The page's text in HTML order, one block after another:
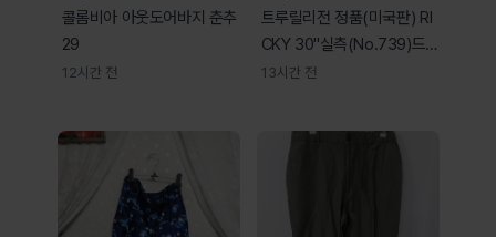
콜롬비아 아웃도어바지 춘추
29
12시간 전
트루릴리전 정품(미국판) RI
CKY 30"실측(No.739)드
라이완료!
13시간 전